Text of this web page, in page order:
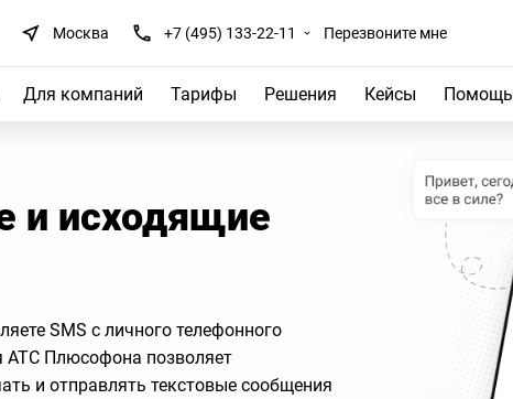
Москва +7 (495) 133-22-11 Перезвоните мне
Для компаний Тарифы Решения Кейсы Помощь
и исходящие
SMS с личного телефонного
АТС Плюсофона позволяет
и отправлять текстовые сообщения